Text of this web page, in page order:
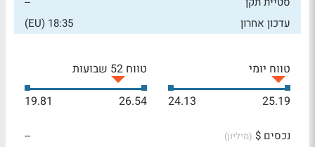
עדכון אחרון
18:35 (EU)
טווח יומי
25.19
24.13
טווח 52 שבועות
26.54
19.81
נכסים $ (מיליון)
--